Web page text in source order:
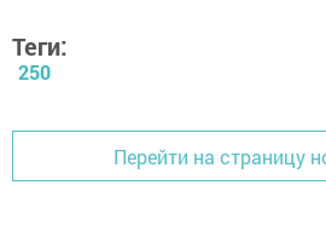
Теги:
250
Перейти на страницу